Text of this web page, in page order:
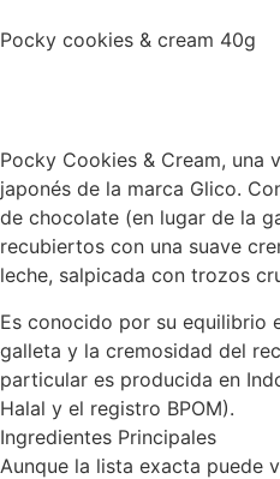
Pocky cookies & cream 40g
Pocky Cookies & Cream, una
japonés de la marca Glico.
de chocolate (en lugar de la
recubiertos con una suave
leche, salpicada con trozos
Es conocido por su equilibrio
galleta y la cremosidad del
particular es producida en
Halal y el registro BPOM).
Ingredientes Principales
Aunque la lista exacta puede